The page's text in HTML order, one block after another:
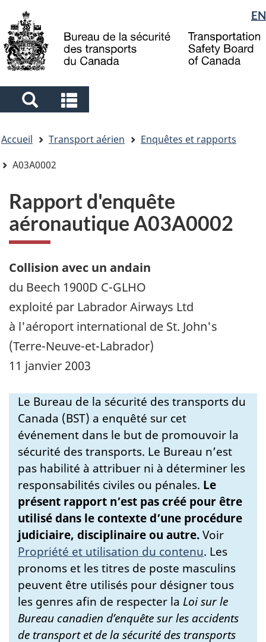
to
main
to
"About
government"
à
la
Sélection
de
la
langue
EN
Search
and
menus
and
menus
êtes
ici
Accueil Transport aérien
Enquêtes et rapports
A03A0002
Rapport d'enquête
aéronautique A03A0002
Collision avec un andain
du Beech 1900D C-GLHO
exploité par Labrador Airways Ltd
à l'aéroport international de St. John's
(Terre-Neuve-et-Labrador)
11 janvier 2003
Le Bureau de la sécurité des transports du
Canada (BST) a enquêté sur cet
événement dans le but de promouvoir la
sécurité des transports. Le Bureau n’est
pas habilité à attribuer ni à déterminer les
responsabilités civiles ou pénales. Le
présent rapport n’est pas créé pour être
utilisé dans le contexte d’une procédure
judiciaire, disciplinaire ou autre.Voir
Propriété et utilisation du contenu. Les
pronoms et les titres de poste masculins
peuvent être utilisés pour désigner tous
les genres afin de respecter la Loi sur le
Bureau canadien d’enquête sur les accidents
de transport et de la sécurité des transports